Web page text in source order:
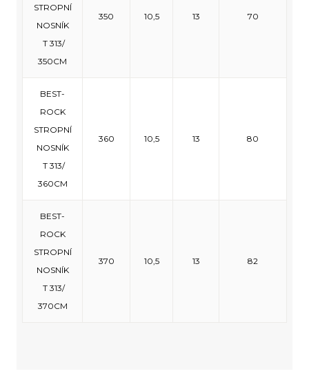
STROPNÍ
NOSNÍK
T 313/
350CM
350 10,5 13 70
BEST-
ROCK
STROPNÍ
NOSNÍK
T 313/
360CM
360 10,5 13 80
BEST-
ROCK
STROPNÍ
NOSNÍK
T 313/
370CM
370 10,5 13 82